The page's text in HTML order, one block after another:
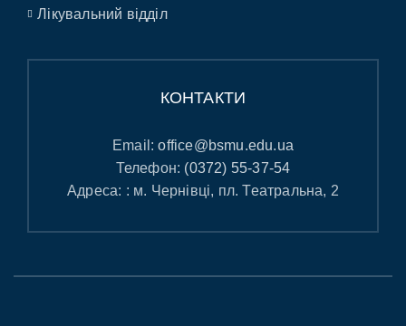
Лікувальний відділ
КОНТАКТИ
Email:office@bsmu.edu.ua
Телефон: (0372) 55-37-54
Адреса: : м. Чернівці, пл. Театральна, 2